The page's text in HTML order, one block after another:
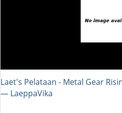
Laet's Pelataan - Metal Gear
― LaeppaVika